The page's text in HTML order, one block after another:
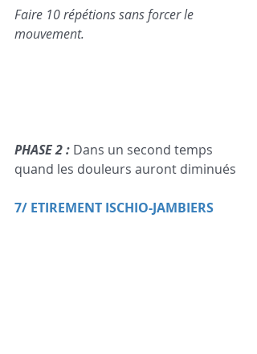
Faire 10 répétions sans forcer le
mouvement.
PHASE 2 : Dans un second temps
quand les douleurs auront diminués
7/ ETIREMENT ISCHIO-JAMBIERS